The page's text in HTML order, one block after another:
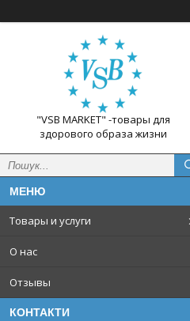
"VSB MARKET" -товары для
здорового образа жизни
Товары и услуги
О нас
Отзывы
КОНТАКТИ